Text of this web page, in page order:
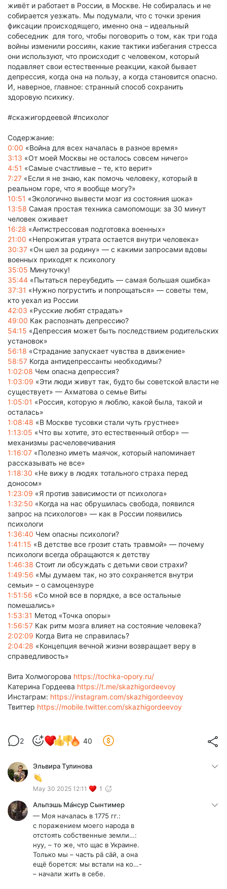
живёт и работает в России, в Москве. Не собиралась и не
собирается уезжать. Мы подумали, что с точки зрения
фиксации происходящего, именно она – идеальный
собеседник для того, чтобы поговорить о том, как три года
войны изменили россиян, какие тактики избегания стресса
они используют, что происходит с человеком, который
подавляет свои естественные реакции, какой бывает
депрессия, когда она на пользу, а когда становится опасно.
И, наверное, главное: странный способ сохранить
здоровую психику.
#скажигордеевой #психолог
Содержание:
0:00 «Война для всех началась в разное время»
3:13 «От моей Москвы не осталось совсем ничего»
4:51 «Самые счастливые – те, кто верит»
7:27 «Если я не знаю, как помочь человеку, который в
реальном горе, что я вообще могу?»
10:51 «Экологично вывести мозг из состояния шока»
13:58 Самая простая техника самопомощи: за 30 минут
человек оживает
16:28 «Антистрессовая подготовка военных»
21:00 «Непрожитая утрата остается внутри человека»
30:37 «Он шел за родину» — с какими запросами вдовы
военных приходят к психологу
35:05 Минуточку!
35:44 «Пытаться переубедить — самая большая ошибка»
37:31 «Нужно погрустить и попрощаться» — советы тем,
кто уехал из России
42:03 «Русские любят страдать»
49:00 Как распознать депрессию?
54:15 «Депрессия может быть последствием родительских
установок»
56:18 «Страдание запускает чувства в движение»
58:57 Когда антидепрессанты необходимы?
1:02:08 Чем опасна депрессия?
1:03:09 «Эти люди живут так, будто бы советской власти не
существует» — Ахматова о семье Виты
1:05:01 «Россия, которую я люблю, какой была, такой и
осталась»
1:08:48 «В Москве тусовки стали чуть грустнее»
1:13:05 «Что вы хотите, это естественный отбор» —
механизмы расчеловечивания
1:16:07 «Полезно иметь маячок, который напоминает
рассказывать не все»
1:18:30 «Не вижу в людях тотального страха перед
доносом»
1:23:09 «Я против зависимости от психолога»
1:32:50 «Когда на нас обрушилась свобода, появился
запрос на психологов» — как в России появились
психологи
1:36:40 Чем опасны психологи?
1:41:15 «В детстве все грозит стать травмой» — почему
психологи всегда обращаются к детству
1:46:38 Стоит ли обсуждать с детьми свои страхи?
1:49:56 «Мы думаем так, но это сохраняется внутри
семьи» – о самоцензуре
1:51:56 «Со мной все в порядке, а все остальные
помешались»
1:53:31 Метод «Точка опоры»
1:56:57 Как ритм мозга влияет на состояние человека?
2:02:09 Когда Вита не справилась?
2:04:28 «Концепция вечной жизни возвращает веру в
справедливость»
Вита Холмогорова https://tochka-opory.ru/
Катерина Гордеева https://t.me/skazhigordeevoy
Инстаграм: https://instagram.com/skazhigordeevoy
Твиттер https://mobile.twitter.com/skazhigordeevoy
2 40
Эльвира Тулинова
May 30 2025 12:11 1
Альпэшь Ма́нсур Сынтимер
— Моя началась в 1775 гг.:
с поражением моего народа в
отстоять собственные земли…:
нуу, – то же, что щас в Украине.
Только мы – часть рä сäй, а она
ещё борется: мы встали на ко…-
– начали жить в себе.